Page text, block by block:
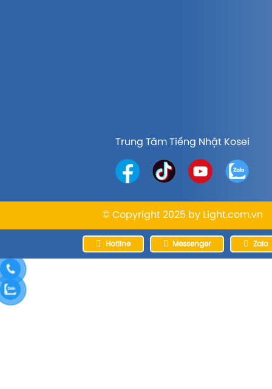
Trung Tâm Tiếng Nhật Kosei
© Copyright 2025 by Light.com.vn
Hotline Messenger Zalo